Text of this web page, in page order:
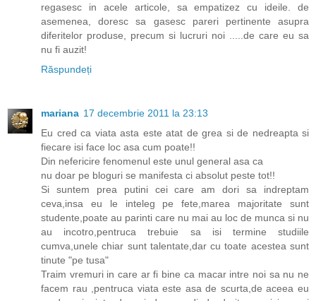
regasesc in acele articole, sa empatizez cu ideile. de
asemenea, doresc sa gasesc pareri pertinente asupra
diferitelor produse, precum si lucruri noi .....de care eu sa
nu fi auzit!
Răspundeți
mariana 17 decembrie 2011 la 23:13
Eu cred ca viata asta este atat de grea si de nedreapta si
fiecare isi face loc asa cum poate!!
Din nefericire fenomenul este unul general asa ca
nu doar pe bloguri se manifesta ci absolut peste tot!!
Si suntem prea putini cei care am dori sa indreptam
ceva,insa eu le inteleg pe fete,marea majoritate sunt
studente,poate au parinti care nu mai au loc de munca si nu
au incotro,pentruca trebuie sa isi termine studiile
cumva,unele chiar sunt talentate,dar cu toate acestea sunt
tinute "pe tusa"
Traim vremuri in care ar fi bine ca macar intre noi sa nu ne
facem rau ,pentruca viata este asa de scurta,de aceea eu